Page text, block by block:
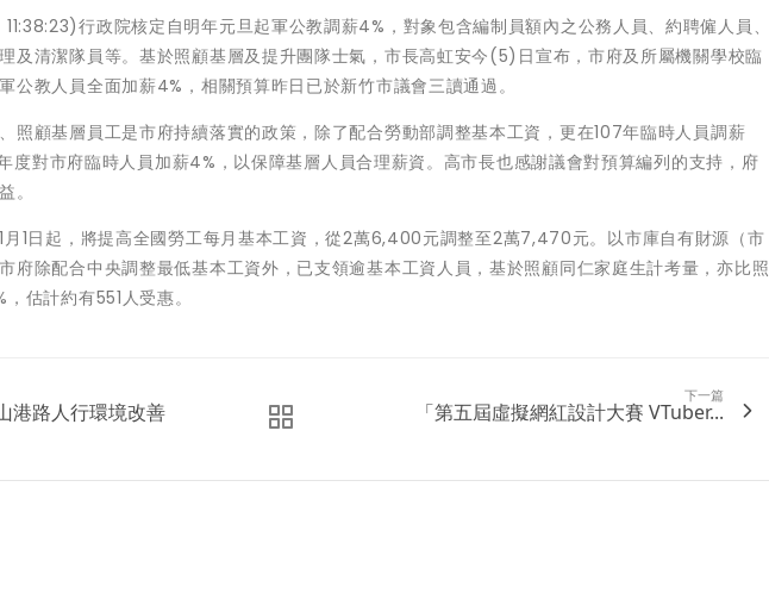
行政院核定自明年元旦起軍公教調薪4%，對象包含編制員額內之公務人員、約聘僱人員、
及清潔隊員等。基於照顧基層及提升團隊士氣，市長高虹安今(5)日宣布，市府及所屬機關學校臨
公教人員全面加薪4%，相關預算昨日已於新竹市議會三讀通過。
照顧基層員工是市府持續落實的政策，除了配合勞動部調整基本工資，更在107年臨時人員調薪
度對市府臨時人員加薪4%，以保障基層人員合理薪資。高市長也感謝議會對預算編列的支持，府
。
月1日起，將提高全國勞工每月基本工資，從2萬6,400元調整至2萬7,470元。以市庫自有財源（市
府除配合中央調整最低基本工資外，已支領逾基本工資人員，基於照顧同仁家庭生計考量，亦比照
估計約有551人受惠。
港路人行環境改善
下一篇
「第五屆虛擬網紅設計大賽 VTuber...